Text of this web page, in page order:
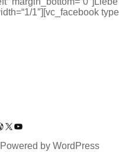
1″][vc_facebook
X YouTube
by WordPress